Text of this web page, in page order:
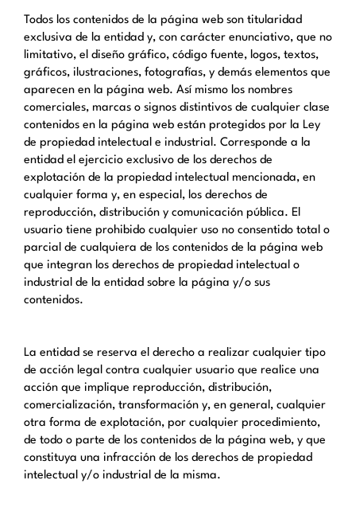
Todos los contenidos de la página web son titularidad
exclusiva de la entidad y, con carácter enunciativo, que no
limitativo, el diseño gráfico, código fuente, logos, textos,
gráficos, ilustraciones, fotografías, y demás elementos que
aparecen en la página web. Así mismo los nombres
comerciales, marcas o signos distintivos de cualquier clase
contenidos en la página web están protegidos por la Ley
de propiedad intelectual e industrial. Corresponde a la
entidad el ejercicio exclusivo de los derechos de
explotación de la propiedad intelectual mencionada, en
cualquier forma y, en especial, los derechos de
reproducción, distribución y comunicación pública. El
usuario tiene prohibido cualquier uso no consentido total o
parcial de cualquiera de los contenidos de la página web
que integran los derechos de propiedad intelectual o
industrial de la entidad sobre la página y/o sus
contenidos.
La entidad se reserva el derecho a realizar cualquier tipo
de acción legal contra cualquier usuario que realice una
acción que implique reproducción, distribución,
comercialización, transformación y, en general, cualquier
otra forma de explotación, por cualquier procedimiento,
de todo o parte de los contenidos de la página web, y que
constituya una infracción de los derechos de propiedad
intelectual y/o industrial de la misma.